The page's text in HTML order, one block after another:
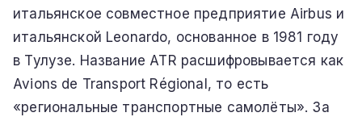
итальянское совместное предприятие Airbus и
итальянской Leonardo, основанное в 1981 году
в Тулузе. Название ATR расшифровывается как
Avions de Transport Régional, то есть
«региональные транспортные самолёты». За